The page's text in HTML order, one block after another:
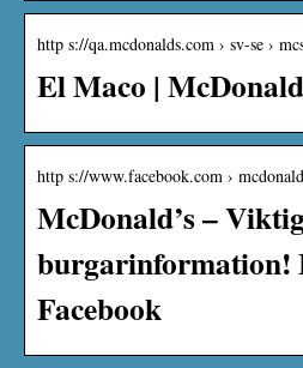
http s://qa.mcdonalds.com › sv-se ›
El Maco |
http s://www.facebook.com ›
McDonald’s –
Facebook